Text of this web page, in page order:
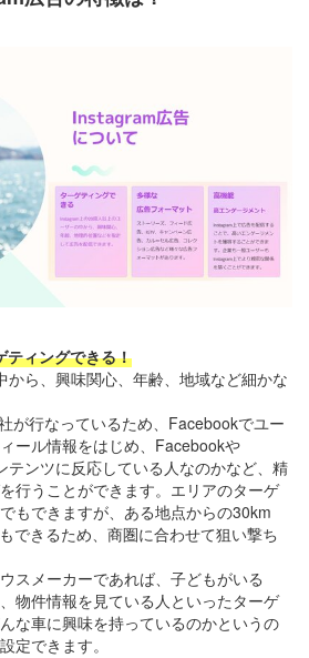
ティングできる！
から、興味関心、年齢、地域など細かな
が行なっているため、Facebookでユー
ール情報をはじめ、Facebookや
テンツに反応している人なのかなど、精
行うことができます。エリアのターゲ
もできますが、ある地点からの30km
できるため、商圏に合わせて狙い撃ち
スメーカーであれば、子どもがいる
物件情報を見ている人といったターゲ
な車に興味を持っているのかというの
定できます。